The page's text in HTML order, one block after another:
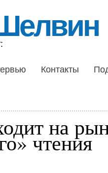
Контакты
на
чтения